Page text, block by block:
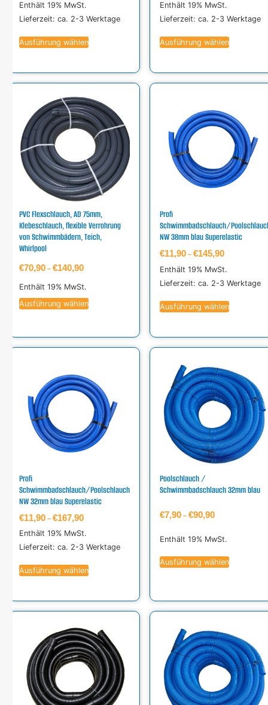
Enthält 19% MwSt.
Lieferzeit: ca. 2-3 Werktage
Ausführung wählen
Enthält 19% MwSt.
Lieferzeit: ca. 2-3 Werktage
Ausführung wählen
PVC Flexschlauch, AD 75mm,
Klebeschlauch, flexible Verrohrung
von Schwimmbädern, Teich,
Whirlpool
€70,90 – €140,90
Enthält 19% MwSt.
Ausführung wählen
Profi
Schwimmbadschlauch/
NW 38mm blau Superelastic
€11,90 – €145,90
Enthält 19% MwSt.
Lieferzeit: ca. 2-3 Werktage
Ausführung wählen
Profi
Schwimmbadschlauch/Poolschlauch
NW 32mm blau Superelastic
€11,90 – €167,90
Enthält 19% MwSt.
Lieferzeit: ca. 2-3 Werktage
Ausführung wählen
Poolschlauch /
Schwimmbadschlauch 32mm blau
€7,90 – €90,90
Enthält 19% MwSt.
Ausführung wählen